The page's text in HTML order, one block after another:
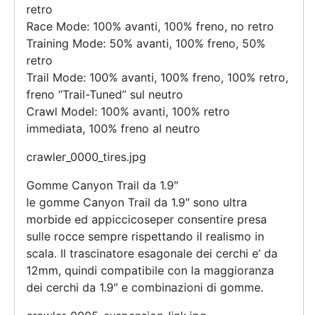
retro
Race Mode: 100% avanti, 100% freno, no retro
Training Mode: 50% avanti, 100% freno, 50%
retro
Trail Mode: 100% avanti, 100% freno, 100% retro,
freno “Trail-Tuned” sul neutro
Crawl Model: 100% avanti, 100% retro
immediata, 100% freno al neutro
crawler_0000_tires.jpg
Gomme Canyon Trail da 1.9″
le gomme Canyon Trail da 1.9″ sono ultra
morbide ed appiccicoseper consentire presa
sulle rocce sempre rispettando il realismo in
scala. Il trascinatore esagonale dei cerchi e’ da
12mm, quindi compatibile con la maggioranza
dei cerchi da 1.9″ e combinazioni di gomme.